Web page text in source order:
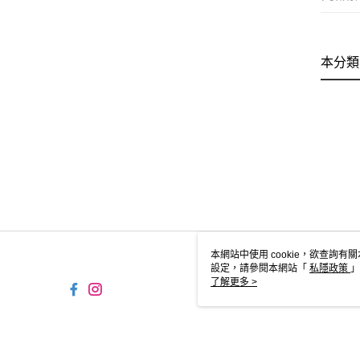
本分
本網站中使用 cookie，欲查詢有
設定，請參閱本網站「 私隱政策
用 cookie。
了解更多 >